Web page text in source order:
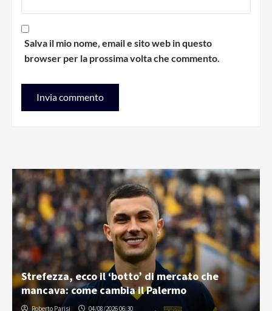
Salva il mio nome, email e sito web in questo
browser per la prossima volta che commento.
Strefezza, ecco il ‘botto’ di mercato che
mancava: come cambia il Palermo
Roberto Parisi 04/08/2026 06:30